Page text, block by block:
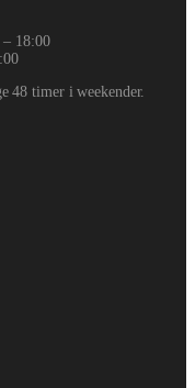
– 18:00
48 timer i weekender.